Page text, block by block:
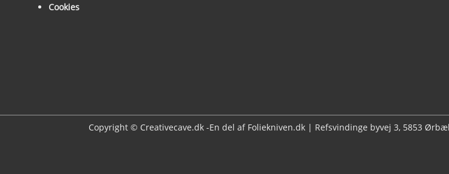
Cookies
Copyright © Creativecave.dk -En del af Foliekniven.dk | Refsvindinge byvej 3, 5853